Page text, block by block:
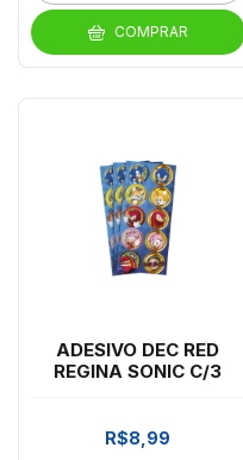
COMPRAR
ADESIVO DEC RED
REGINA SONIC C/3
R$8,99